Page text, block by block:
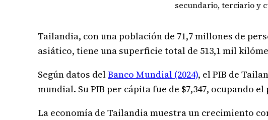
secundario, terciario y
Tailandia, con una población de 71,7 millones de
asiático, tiene una superficie total de 513,1 mil
Según datos delBanco Mundial (2024), el PIB de
mundial. Su PIB per cápita fue de $7,347, ocupando
La economía de Tailandia muestra un crecimiento